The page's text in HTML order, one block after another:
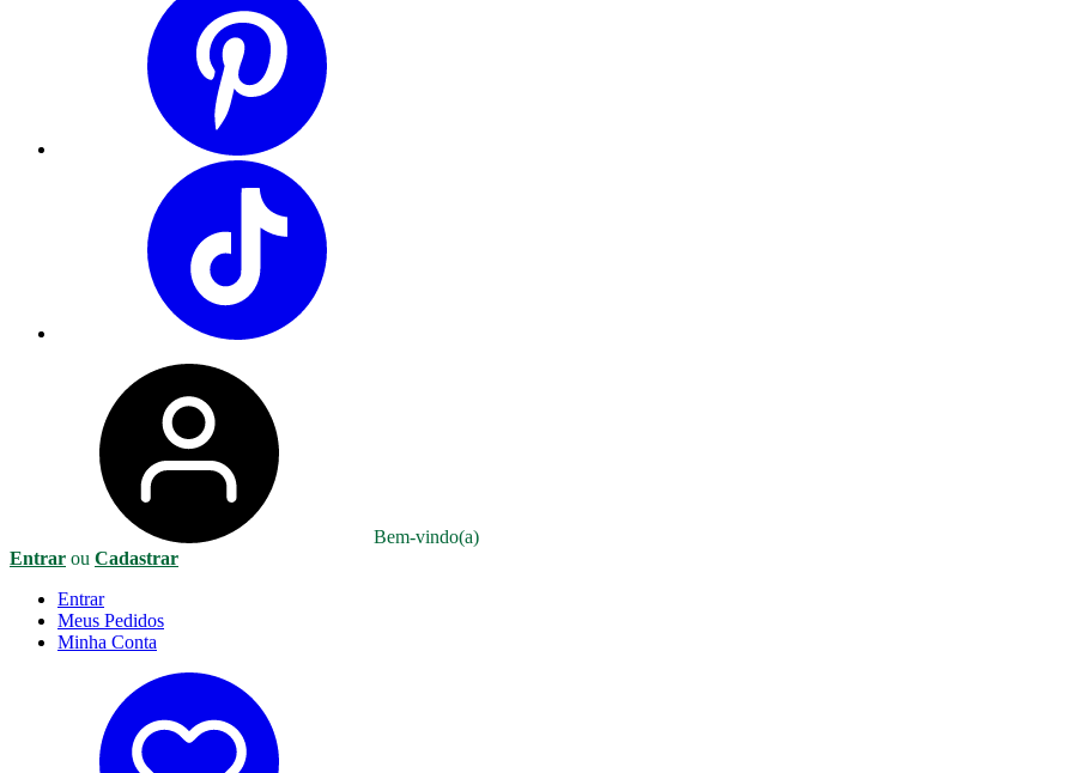
Bem-vindo(a)
Entrar ou Cadastrar
Entrar
Meus Pedidos
Minha Conta